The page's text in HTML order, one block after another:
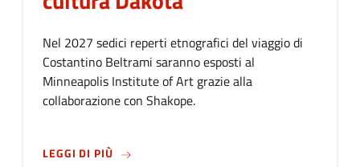
Nel 2027 sedici reperti etnografici del viaggio di
Costantino Beltrami saranno esposti al
Minneapolis Institute of Art grazie alla
collaborazione con Shakope.
LEGGI DI PIÙSUDAL MUSEO CAFFI DI BERGAMO A